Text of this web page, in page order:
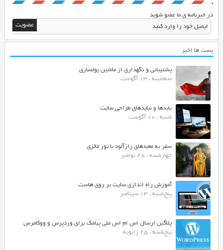
در خبرنامه ی ما عضو شوید
پست ها اخیر
پشتیبانی و نگهداری از ماشین پولسازی
سه‌شنبه ، 13 آگوست
بایدها و نبایدهای طراحی سایت
شنبه ، 10 آگوست
سفر به معبدهای رازآلود با تور مالزی
چهارشنبه ، 28 نوامبر
آموزش راه اندازی سایت بر روی هاست
پنج‌شنبه ، 13 سپتامبر
پلاگین ارسال اس ام اس ملی پیامک برای وردپرس و ووکامرس
پنج‌شنبه ، 25 ژانویه